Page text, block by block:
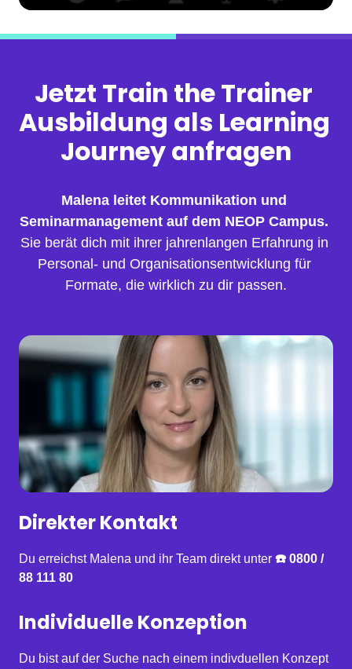
Jetzt Train the Trainer
Ausbildung als Learning
Journey anfragen
Malena leitet Kommunikation und
Seminarmanagement auf dem NEOP Campus.
Sie berät dich mit ihrer jahrenlangen Erfahrung in
Personal- und Organisationsentwicklung für
Formate, die wirklich zu dir passen.
Direkter Kontakt
Du erreichst Malena und ihr Team direkt unter ☎️ 0800 /
88 111 80
Individuelle Konzeption
Du bist auf der Suche nach einem indivduellen Konzept